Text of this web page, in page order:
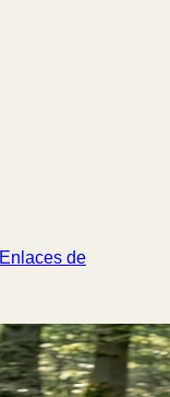
Enlaces de